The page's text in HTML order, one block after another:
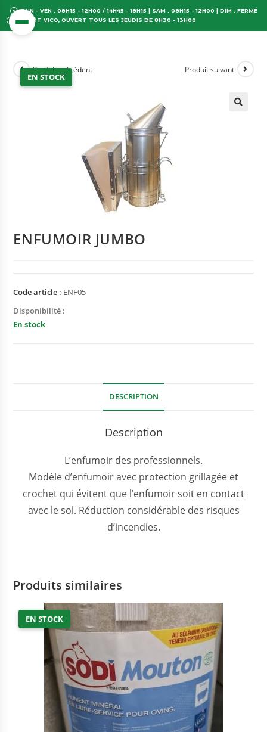
LUN - VEN : 08H15 - 12H00 / 14H45 - 18H15 | SAM : 08H15 - 12H00 | DIM : FERMÉ
DÉPÔT VICO, OUVERT TOUS LES JEUDIS DE 8H30 - 13H00
EN STOCK
Produit précédent Produit suivant
ENFUMOIR JUMBO
Code article : ENF05
Disponibilité :
En stock
DESCRIPTION
Description
L’enfumoir des professionnels.
Modèle d’enfumoir avec protection grillagée et
crochet qui évitent que l’enfumoir soit en contact
avec le sol. Réduction considérable des risques
d’incendies.
Produits similaires
EN STOCK